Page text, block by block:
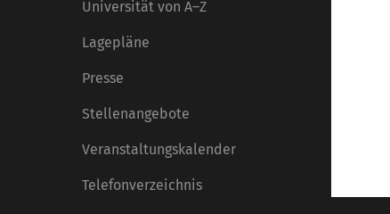
Universität von A–Z
Lagepläne
Presse
Stellenangebote
Veranstaltungskalender
Telefonverzeichnis